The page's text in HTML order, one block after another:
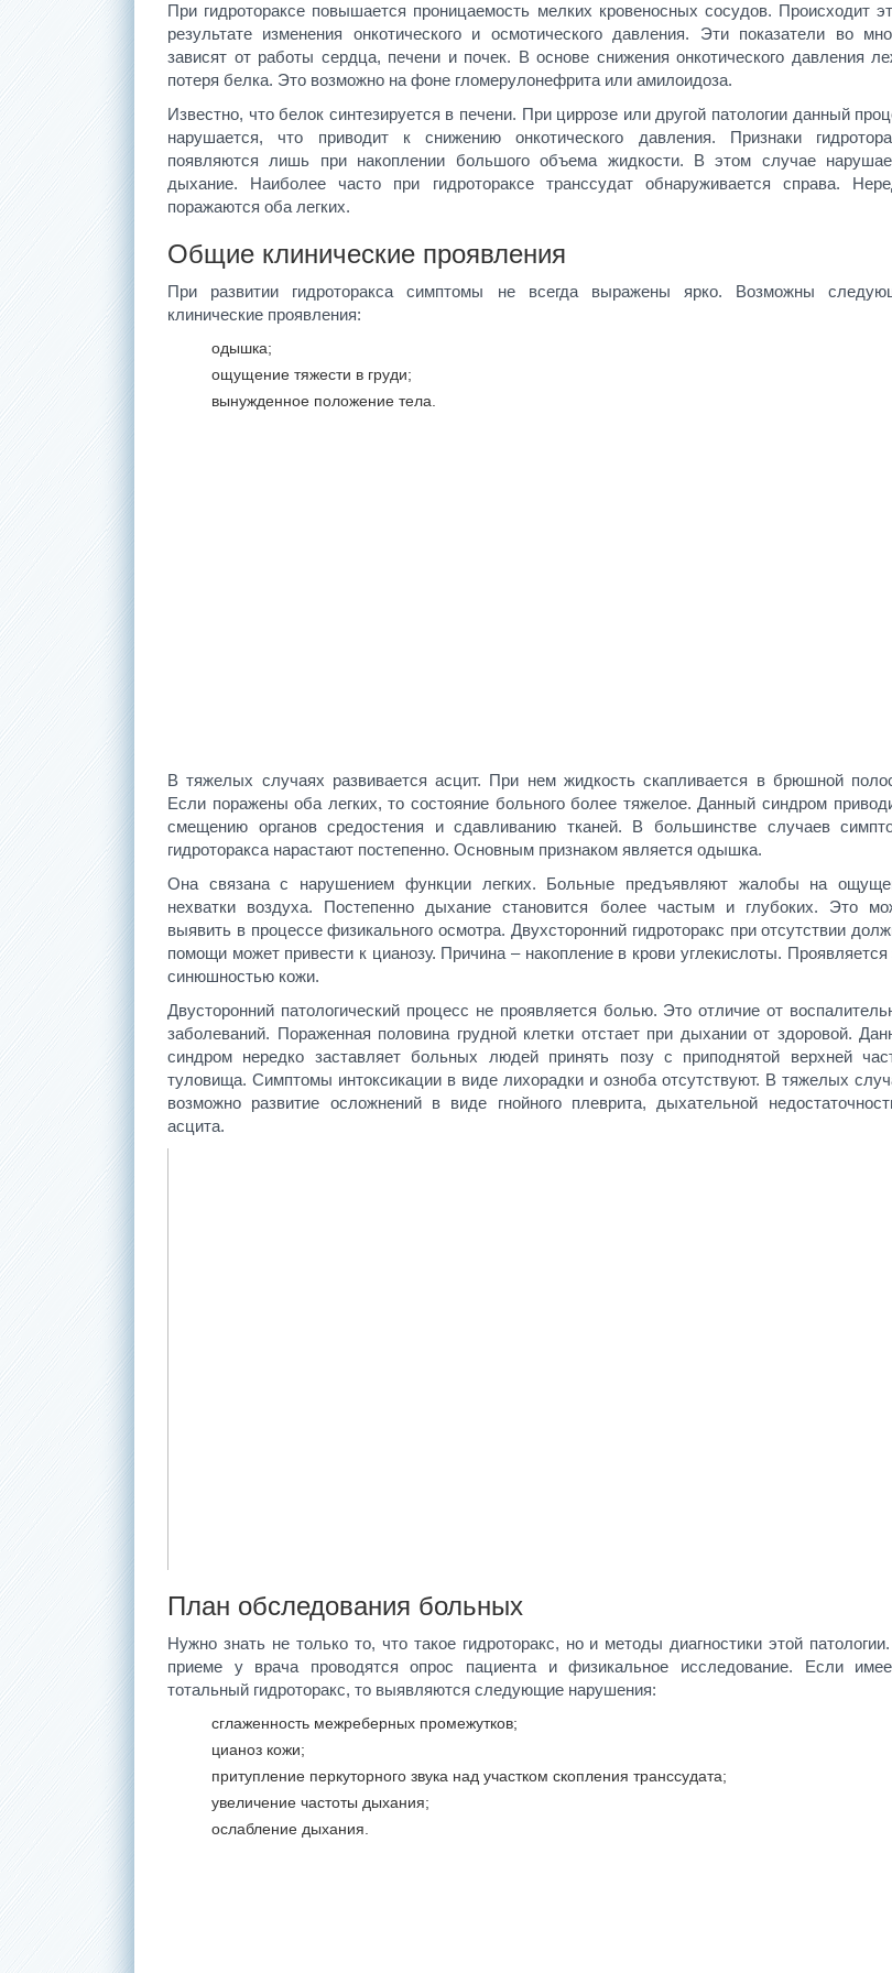
При гидротораксе повышается проницаемость мелких кровеносных сосудов. Происходит
результате изменения онкотического и осмотического давления. Эти показатели во
зависят от работы сердца, печени и почек. В основе снижения онкотического давления
потеря белка. Это возможно на фоне гломерулонефрита или амилоидоза.
Известно, что белок синтезируется в печени. При циррозе или другой патологии данный
нарушается, что приводит к снижению онкотического давления. Признаки
появляются лишь при накоплении большого объема жидкости. В этом случае
дыхание. Наиболее часто при гидротораксе транссудат обнаруживается справа.
поражаются оба легких.
Общие клинические проявления
При развитии гидроторакса симптомы не всегда выражены ярко. Возможны
клинические проявления:
одышка;
ощущение тяжести в груди;
вынужденное положение тела.
В тяжелых случаях развивается асцит. При нем жидкость скапливается в брюшной
Если поражены оба легких, то состояние больного более тяжелое. Данный синдром
смещению органов средостения и сдавливанию тканей. В большинстве случаев
гидроторакса нарастают постепенно. Основным признаком является одышка.
Она связана с нарушением функции легких. Больные предъявляют жалобы на
нехватки воздуха. Постепенно дыхание становится более частым и глубоких. Это
выявить в процессе физикального осмотра. Двухсторонний гидроторакс при отсутствии
помощи может привести к цианозу. Причина – накопление в крови углекислоты. Проявляется
синюшностью кожи.
Двусторонний патологический процесс не проявляется болью. Это отличие от
заболеваний. Пораженная половина грудной клетки отстает при дыхании от здоровой.
синдром нередко заставляет больных людей принять позу с приподнятой верхней
туловища. Симптомы интоксикации в виде лихорадки и озноба отсутствуют. В тяжелых
возможно развитие осложнений в виде гнойного плеврита, дыхательной
асцита.
План обследования больных
Нужно знать не только то, что такое гидроторакс, но и методы диагностики этой
приеме у врача проводятся опрос пациента и физикальное исследование. Если
тотальный гидроторакс, то выявляются следующие нарушения:
сглаженность межреберных промежутков;
цианоз кожи;
притупление перкуторного звука над участком скопления транссудата;
увеличение частоты дыхания;
ослабление дыхания.